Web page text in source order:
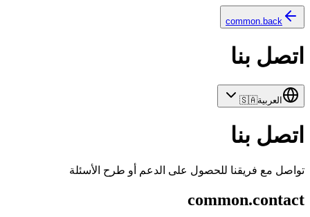
common.back
اتصل بنا
العربية🇸🇦
اتصل بنا
تواصل مع فريقنا للحصول على الدعم أو طرح الأسئلة
common.contact